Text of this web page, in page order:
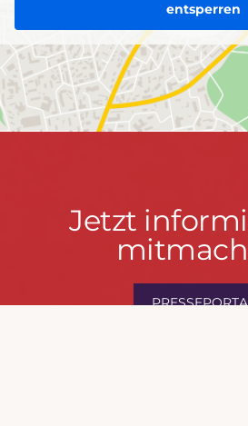
entsperren
Jetzt
informieren
mitmachen!
Jetzt